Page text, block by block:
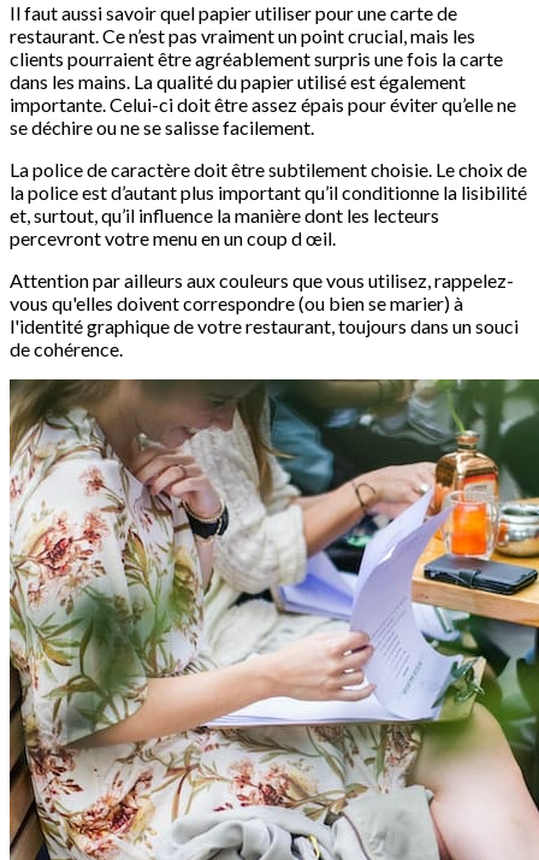
Il faut aussi savoir quel papier utiliser pour une carte de
restaurant. Ce n’est pas vraiment un point crucial, mais les
clients pourraient être agréablement surpris une fois la carte
dans les mains. La qualité du papier utilisé est également
importante. Celui-ci doit être assez épais pour éviter qu’elle ne
se déchire ou ne se salisse facilement.
La police de caractère doit être subtilement choisie. Le choix de
la police est d’autant plus important qu’il conditionne la lisibilité
et, surtout, qu’il influence la manière dont les lecteurs
percevront votre menu en un coup d œil.
Attention par ailleurs aux couleurs que vous utilisez, rappelez-
vous qu'elles doivent correspondre (ou bien se marier) à
l'identité graphique de votre restaurant, toujours dans un souci
de cohérence.